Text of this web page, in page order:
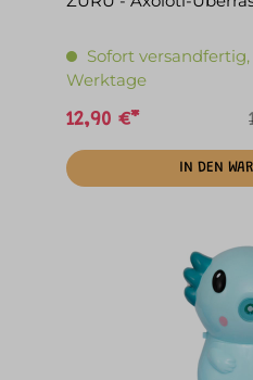
Sofort versandfertig,
Werktage
12,90 €*
IN DEN